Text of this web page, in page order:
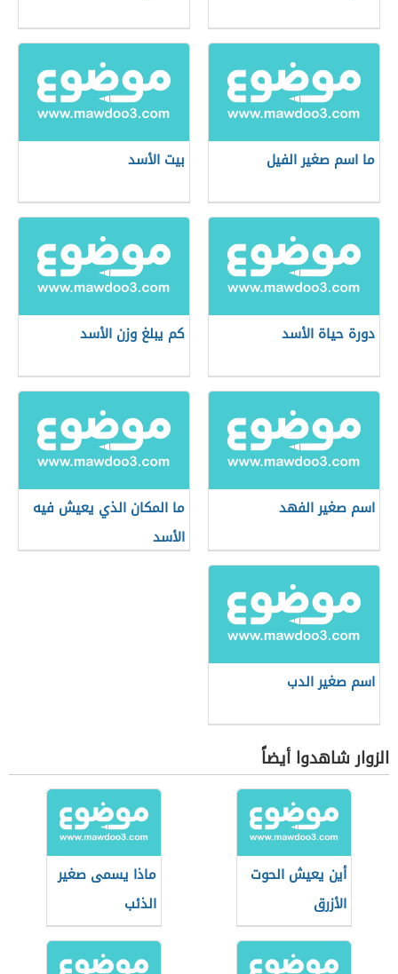
ما اسم صغير الفيل بيت الأسد
دورة حياة الأسد كم يبلغ وزن الأسد
اسم صغير الفهد
ما المكان الذي يعيش فيه
الأسد
اسم صغير الدب
الزوار شاهدوا أيضاً
أين يعيش الحوت
الأزرق
ماذا يسمى صغير
الذئب